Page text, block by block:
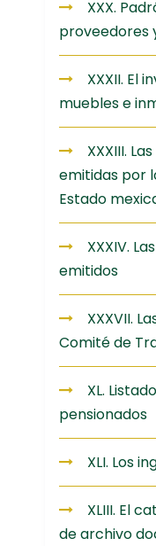
XXX.
proveedores
XXXII. El
muebles e
XXXIII.
emitidas por
Estado
XXXIV.
emitidos
XXXVII.
Comité de
XL.
pensionados
XLI. Los
XLIII. El
de archivo